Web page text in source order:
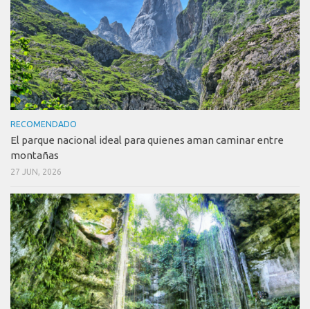
RECOMENDADO
El parque nacional ideal para quienes aman caminar entre
montañas
27 JUN, 2026